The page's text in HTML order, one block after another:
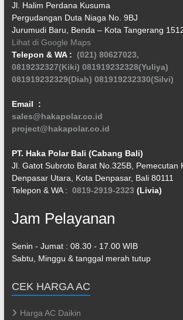
Jl. Halim Perdana Kusuma
Pergudangan Duta Niaga No. 9BJ
Jurumudi Baru, Benda – Kota Tangerang
Lihat di Google Maps
Telepon & WA : (021) 80627023,
0819232327(Kiki) 081919232328(Yuliya)
081919232329(Diah) 081919232330(Silvi)
Email :
sales@hakapolar.co.id
project@hakapolar.co.id
PT. Haka Polar Bali (Cabang Bali)
Jl. Gatot Subroto Barat No.325B, Pemecutan
Denpasar Utara, Kota Denpasar, Bali 80111
Telepon & WA : 0819-2919-2323 (Livia)
Jam Pelayanan
Senin - Jumat : 08.30 - 17.00 WIB
Sabtu, Minggu & tanggal merah tutup
CEK HARGA AC
Harga AC Daikin